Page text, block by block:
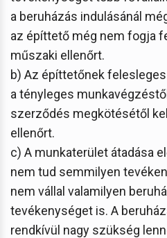
a beruházás indulásánál
az építtető még nem fogja
műszaki ellenőrt.
b) Az építtetőnek
a tényleges
szerződés megkötésétől
ellenőrt.
c) A munkaterület átadása
nem tud semmilyen
nem vállal valamilyen
tevékenységet is. A
rendkívül nagy szükség